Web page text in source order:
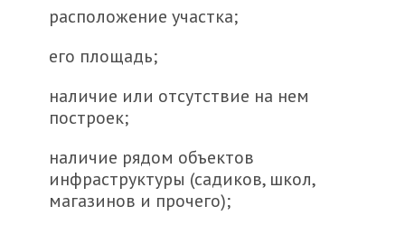
расположение участка;
его площадь;
наличие или отсутствие на нем
построек;
наличие рядом объектов
инфраструктуры (садиков, школ,
магазинов и прочего);